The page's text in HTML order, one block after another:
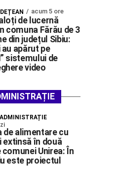
acum 5 ore
de lucernă
comuna Fărău de 3
din județul Sibiu:
au apărut pe
sistemului de
video
de alimentare cu
extinsă în două
Unirea: În
este proiectul